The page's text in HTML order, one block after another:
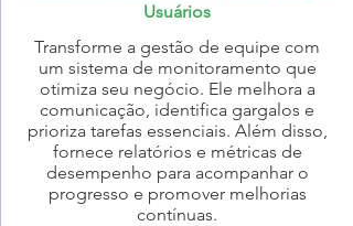
Usuários
Transforme a gestão de equipe com
um sistema de monitoramento que
otimiza seu negócio. Ele melhora a
comunicação, identifica gargalos e
prioriza tarefas essenciais. Além disso,
fornece relatórios e métricas de
desempenho para acompanhar o
progresso e promover melhorias
contínuas.